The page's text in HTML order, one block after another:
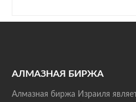
АЛМАЗНАЯ БИРЖА
Алмазная биржа Израиля